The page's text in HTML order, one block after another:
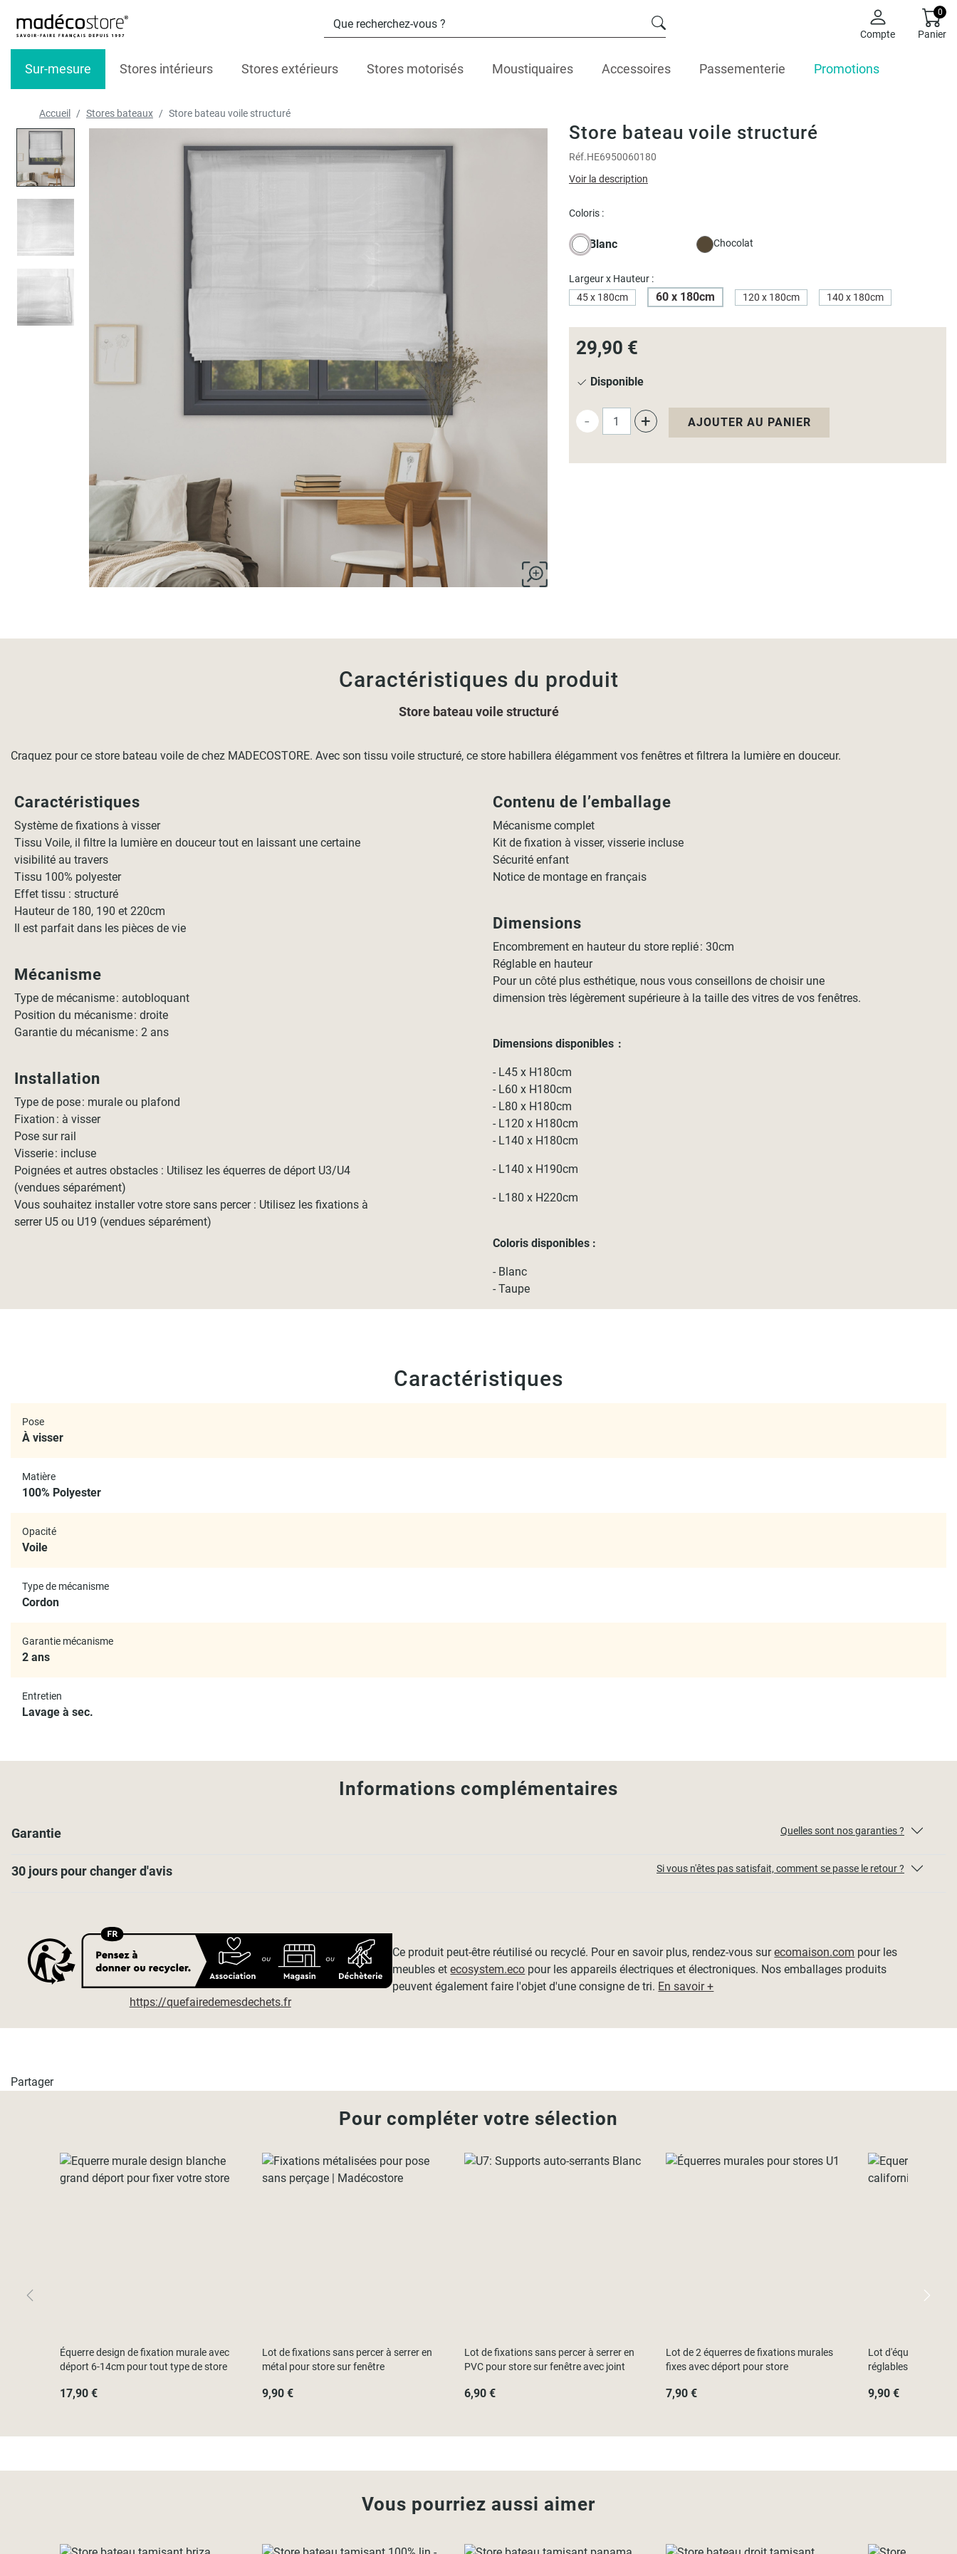
Compte
0
Panier
Sur-mesure Stores intérieurs Stores extérieurs Stores motorisés Moustiquaires Accessoires Passementerie Promotions
Accueil Stores bateaux Store bateau voile structuré
Store bateau voile structuré
Réf.HE6950060180
Voir la description
Coloris :
Blanc Chocolat
Largeur x Hauteur :
45 x 180cm
60 x 180cm 120 x 180cm 140 x 180cm
29,90 €
Disponible
- + AJOUTER AU PANIER
Caractéristiques du produit
Store bateau voile structuré
Craquez pour ce store bateau voile de chez MADECOSTORE. Avec son tissu voile structuré, ce store habillera élégamment vos fenêtres et filtrera la lumière en douceur.
Caractéristiques
Système de fixations à visser
Tissu Voile, il filtre la lumière en douceur tout en laissant une certaine
visibilité au travers
Tissu 100% polyester
Effet tissu : structuré
Hauteur de 180, 190 et 220cm
Il est parfait dans les pièces de vie
Mécanisme
Type de mécanisme : autobloquant
Position du mécanisme : droite
Garantie du mécanisme : 2 ans
Installation
Type de pose : murale ou plafond
Fixation : à visser
Pose sur rail
Visserie : incluse
Poignées et autres obstacles : Utilisez les équerres de déport U3/U4
(vendues séparément)
Vous souhaitez installer votre store sans percer : Utilisez les fixations à
serrer U5 ou U19 (vendues séparément)
Contenu de l’emballage
Mécanisme complet
Kit de fixation à visser, visserie incluse
Sécurité enfant
Notice de montage en français
Dimensions
Encombrement en hauteur du store replié : 30cm
Réglable en hauteur
Pour un côté plus esthétique, nous vous conseillons de choisir une
dimension très légèrement supérieure à la taille des vitres de vos fenêtres.
Dimensions disponibles :
- L45 x H180cm
- L60 x H180cm
- L80 x H180cm
- L120 x H180cm
- L140 x H180cm
- L140 x H190cm
- L180 x H220cm
Coloris disponibles :
- Blanc
- Taupe
Caractéristiques
Pose
À visser
Matière
100% Polyester
Opacité
Voile
Type de mécanisme
Cordon
Garantie mécanisme
2 ans
Entretien
Lavage à sec.
Informations complémentaires
Garantie Quelles sont nos garanties ?
30 jours pour changer d'avis Si vous n'êtes pas satisfait, comment se passe le retour ?
https://quefairedemesdechets.fr
Ce produit peut-être réutilisé ou recyclé. Pour en savoir plus, rendez-vous surecomaison.com pour les
meubles etecosystem.eco pour les appareils électriques et électroniques. Nos emballages produits
peuvent également faire l'objet d'une consigne de tri. En savoir +
Partager
Pour compléter votre sélection
Équerre design de fixation murale avec
déport 6-14cm pour tout type de store
17,90 €
Lot de fixations sans percer à serrer en
métal pour store sur fenêtre
9,90 €
Lot de fixations sans percer à serrer en
PVC pour store sur fenêtre avec joint
6,90 €
Lot de 2 équerres de fixations murales
fixes avec déport pour store
7,90 €
Lot d'équerres de
réglables avec
9,90 €
Vous pourriez aussi aimer